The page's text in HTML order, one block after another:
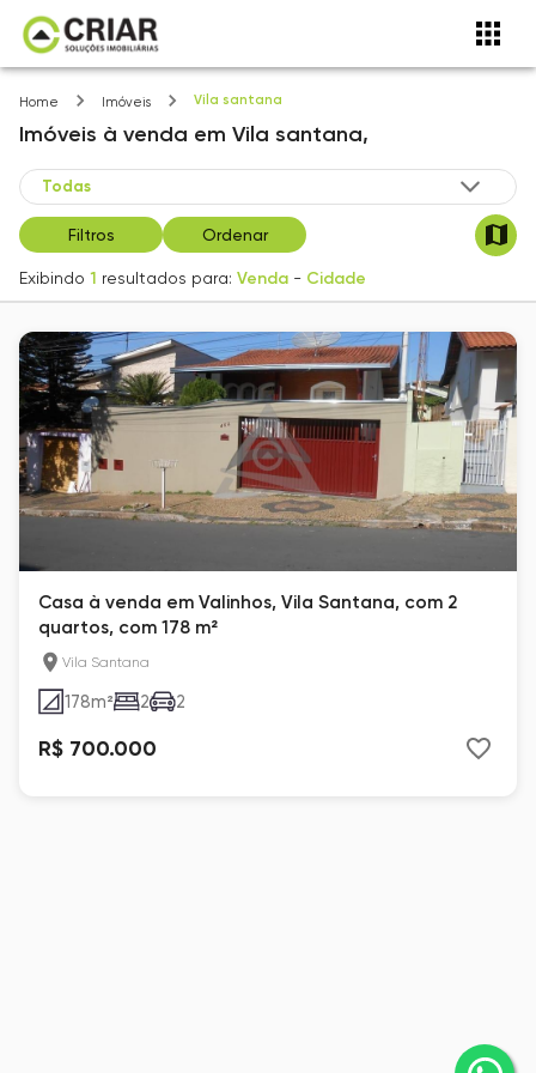
Home Imóveis Vila santana
Imóveis à venda em Vila santana,
Filtros Ordenar
Exibindo 1 resultados para: Venda - Cidade
Casa à venda em Valinhos, Vila Santana, com 2
quartos, com 178 m²
Vila Santana
178m² 2 2
R$ 700.000